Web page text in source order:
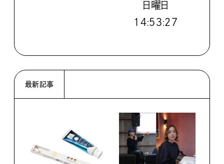
日曜日
１４:５３:２８
最新記事